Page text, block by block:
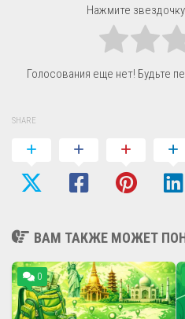
Нажмите
Голосования еще нет! Будьте
SHARE
ВАМ ТАКЖЕ МОЖЕТ
0